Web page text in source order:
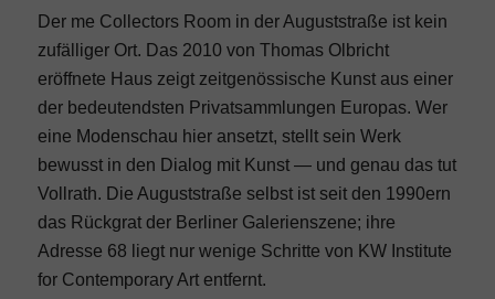
Der me Collectors Room in der Auguststraße ist kein
zufälliger Ort. Das 2010 von Thomas Olbricht
eröffnete Haus zeigt zeitgenössische Kunst aus einer
der bedeutendsten Privatsammlungen Europas. Wer
eine Modenschau hier ansetzt, stellt sein Werk
bewusst in den Dialog mit Kunst — und genau das tut
Vollrath. Die Auguststraße selbst ist seit den 1990ern
das Rückgrat der Berliner Galerienszene; ihre
Adresse 68 liegt nur wenige Schritte von KW Institute
for Contemporary Art entfernt.